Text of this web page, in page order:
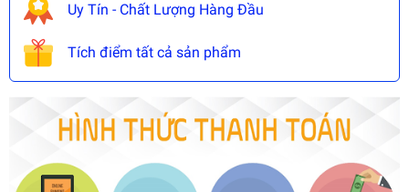
Uy Tín - Chất Lượng Hàng Đầu
Tích điểm tất cả sản phẩm